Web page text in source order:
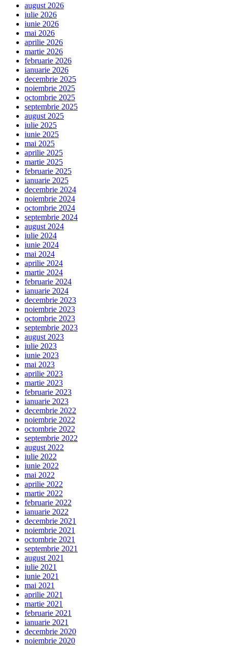
august 2026
iulie 2026
iunie 2026
mai 2026
aprilie 2026
martie 2026
februarie 2026
ianuarie 2026
decembrie 2025
noiembrie 2025
octombrie 2025
septembrie 2025
august 2025
iulie 2025
iunie 2025
mai 2025
aprilie 2025
martie 2025
februarie 2025
ianuarie 2025
decembrie 2024
noiembrie 2024
octombrie 2024
septembrie 2024
august 2024
iulie 2024
iunie 2024
mai 2024
aprilie 2024
martie 2024
februarie 2024
ianuarie 2024
decembrie 2023
noiembrie 2023
octombrie 2023
septembrie 2023
august 2023
iulie 2023
iunie 2023
mai 2023
aprilie 2023
martie 2023
februarie 2023
ianuarie 2023
decembrie 2022
noiembrie 2022
octombrie 2022
septembrie 2022
august 2022
iulie 2022
iunie 2022
mai 2022
aprilie 2022
martie 2022
februarie 2022
ianuarie 2022
decembrie 2021
noiembrie 2021
octombrie 2021
septembrie 2021
august 2021
iulie 2021
iunie 2021
mai 2021
aprilie 2021
martie 2021
februarie 2021
ianuarie 2021
decembrie 2020
noiembrie 2020